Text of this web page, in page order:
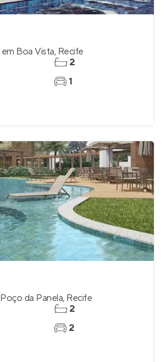
em Boa Vista, Recife
2
1
Poço da Panela, Recife
2
2